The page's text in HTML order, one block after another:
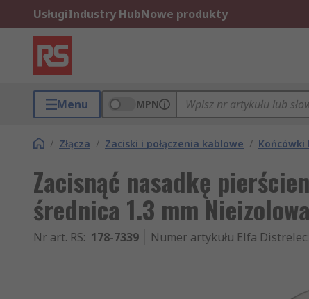
UsługiIndustry HubNowe produkty
Menu MPN
/ Złącza / Zaciski i połączenia kablowe / Końcówki
Zacisnąć nasadkę
średnica 1.3 mm
Nr art. RS: 178-7339 Numer artykułu Elfa Distrelec: